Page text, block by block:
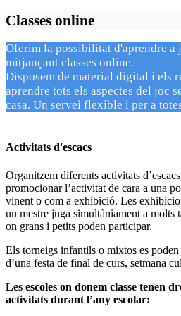
Classes online
Oferim la possibilitat d'aprendre a
mitjançant classes online.
Disposem de material digital i els
aprendre tots els aspectes del joc
casa. Un servei flexible i per a
Activitats d'escacs
Organitzem diferents activitats
promocionar l’activitat de cara a una
vinent o com a exhibició. Les
un mestre juga simultàniament a molts
on grans i petits poden participar.
Els torneigs infantils o mixtos es
d’una festa de final de curs, setmana
Les escoles on donem classe tenen
activitats durant l’any escolar: